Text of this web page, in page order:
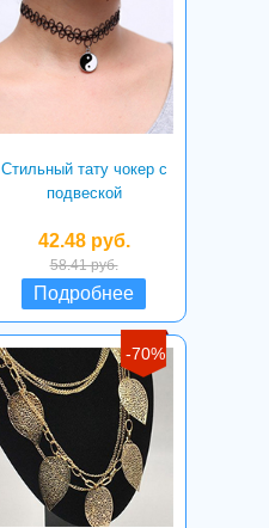
Стильный тату чокер с
подвеской
42.48 руб.
58.41 руб.
Подробнее
-70%